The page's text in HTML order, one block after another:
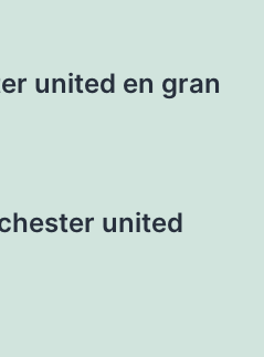
united en gran
united